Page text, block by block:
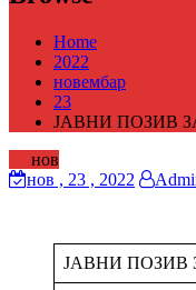
Home
2022
новембар
23
ЈАВНИ ПОЗИВ
нов
нов , 23 , 2022
ЈАВНИ